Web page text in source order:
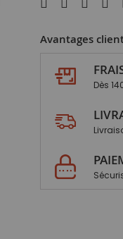
Avantages
Dès